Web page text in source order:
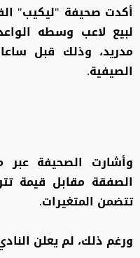
أكدت صحيفة "ليكيب"
لبيع لاعب وسطه
مدريد، وذلك قبل
الصيفية.
وأشارت الصحيفة عبر
تتضمن المتغيرات.
ورغم ذلك، لم يعلن